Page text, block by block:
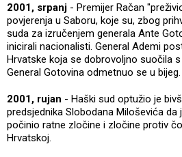
2001, srpanj - Premijer Račan
povjerenja u Saboru, koje su, zbog
suda za izručenjem generala Ante
inicirali nacionalisti. General Ademi
Hrvatske koja se dobrovoljno suočila
General Gotovina odmetnuo se u bijeg.
2001, rujan - Haški sud optužio je
predsjednika Slobodana Miloševića da
počinio ratne zločine i zločine protiv
Hrvatskoj.